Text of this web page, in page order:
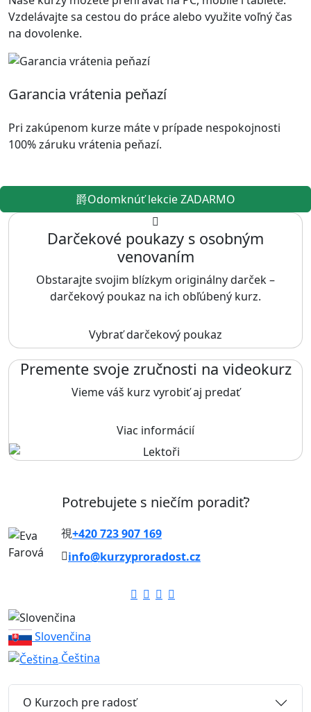
Vzdelávajte sa cestou do práce alebo využite voľný čas
na dovolenke.
Garancia vrátenia peňazí
Pri zakúpenom kurze máte v prípade nespokojnosti
100% záruku vrátenia peňazí.
Odomknúť lekcie ZADARMO
Darčekové poukazy s osobným
venovaním
Obstarajte svojim blízkym originálny darček –
darčekový poukaz na ich obľúbený kurz.
Vybrať darčekový poukaz
Premente svoje zručnosti na videokurz
Vieme váš kurz vyrobiť aj predať
Viac informácií
Potrebujete s niečím poradiť?
+420 723 907 169
info@kurzyproradost.cz
Slovenčina
Čeština
O Kurzoch pre radosť